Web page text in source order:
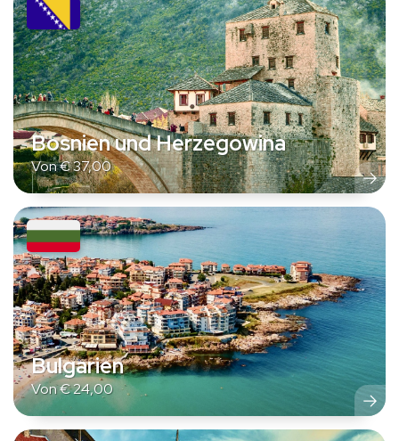
Bosnien und Herzegowina
Von€37,00
Bulgarien
Von€24,00